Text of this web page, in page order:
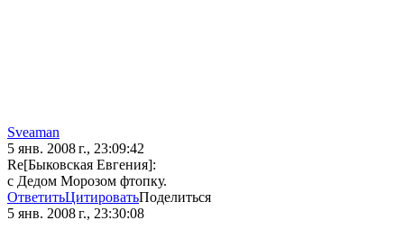
Sveaman
5 янв. 2008 г., 23:09:42
Re[Быковская Евгения]:
с Дедом Морозом фтопку.
ОтветитьЦитироватьПоделиться
5 янв. 2008 г., 23:30:08